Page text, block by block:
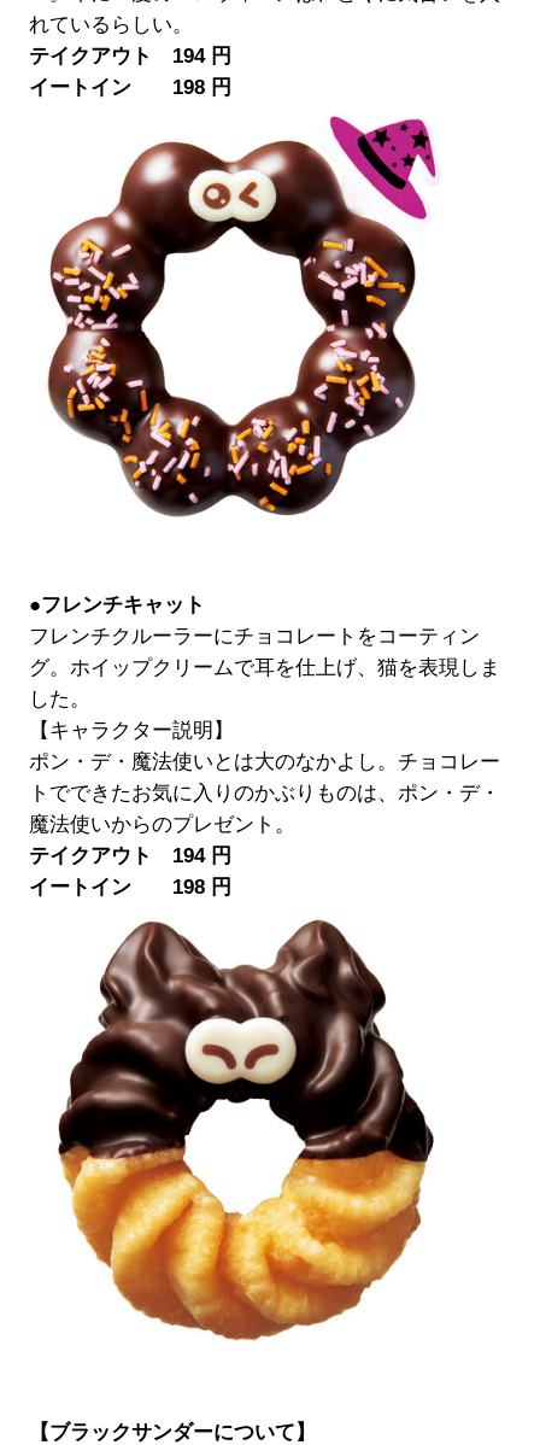
れているらしい。
テイクアウト 194 円
イートイン 198 円
●フレンチキャット
フレンチクルーラーにチョコレートをコーティン
グ。ホイップクリームで耳を仕上げ、猫を表現しま
した。
【キャラクター説明】
ポン・デ・魔法使いとは大のなかよし。チョコレー
トでできたお気に入りのかぶりものは、ポン・デ・
魔法使いからのプレゼント。
テイクアウト 194 円
イートイン 198 円
【ブラックサンダーについて】